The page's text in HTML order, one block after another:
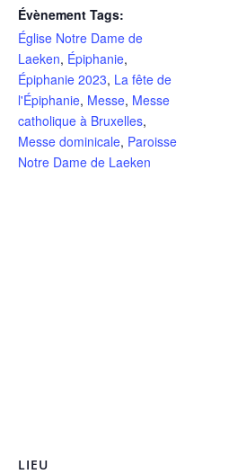
Évènement Tags:
Église Notre Dame de
Laeken, Épiphanie,
Épiphanie 2023, La fête de
l'Épiphanie, Messe, Messe
catholique à Bruxelles,
Messe dominicale, Paroisse
Notre Dame de Laeken
LIEU